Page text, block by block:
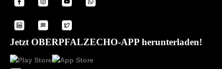
Jetzt OBERPFALZECHO-APP herunterladen!